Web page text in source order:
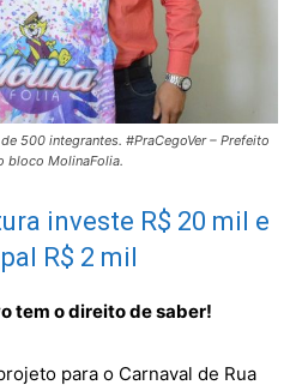
500 integrantes. #PraCegoVer – Prefeito
bloco MolinaFolia.
investe R$ 20 mil e
R$ 2 mil
tem o direito de saber!
para o Carnaval de Rua